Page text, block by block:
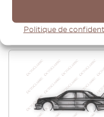
Politique deVoir le produit